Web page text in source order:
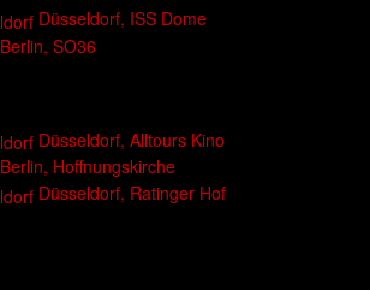
Düsseldorf, ISS Dome
Berlin, SO36
Düsseldorf, Alltours Kino
Berlin, Hoffnungskirche
Düsseldorf, Ratinger Hof